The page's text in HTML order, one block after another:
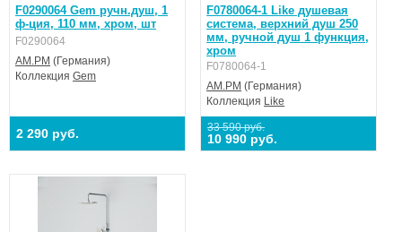
F0290064 Gem ручн.душ, 1
ф-ция, 110 мм, хром, шт
F0290064
AM.PM (Германия)
Коллекция Gem
2 290 руб.
F0780064-1 Like душевая
система, верхний душ 250
мм, ручной душ 1 функция,
хром
F0780064-1
AM.PM (Германия)
Коллекция Like
33 590 руб.
10 990 руб.